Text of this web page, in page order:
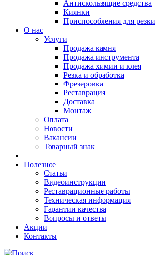
Антискользящие средства
Киянки
Приспособления для резки
О нас
Услуги
Продажа камня
Продажа инструмента
Продажа химии и клея
Резка и обработка
Фрезеровка
Реставрация
Доставка
Монтаж
Оплата
Новости
Вакансии
Товарный знак
Полезное
Статьи
Видеоинструкции
Реставрационные работы
Техническая информация
Гарантии качества
Вопросы и ответы
Акции
Контакты